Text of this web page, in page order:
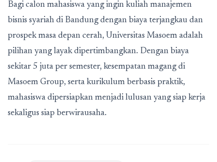
Bagi calon mahasiswa yang ingin kuliah manajemen
bisnis syariah di Bandung dengan biaya terjangkau dan
prospek masa depan cerah, Universitas Masoem adalah
pilihan yang layak dipertimbangkan. Dengan biaya
sekitar 5 juta per semester, kesempatan magang di
Masoem Group, serta kurikulum berbasis praktik,
mahasiswa dipersiapkan menjadi lulusan yang siap kerja
sekaligus siap berwirausaha.